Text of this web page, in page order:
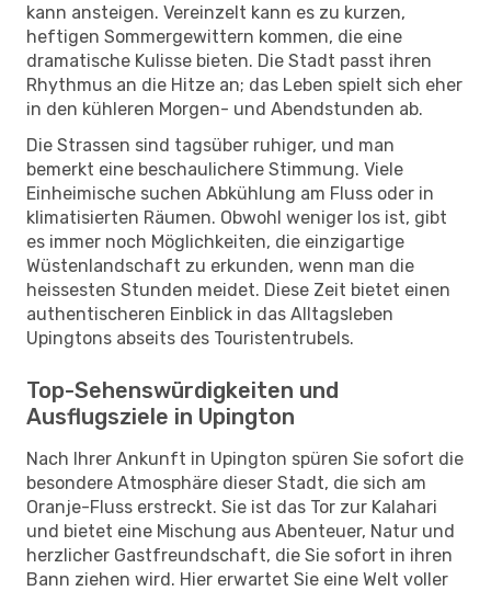
kann ansteigen. Vereinzelt kann es zu kurzen,
heftigen Sommergewittern kommen, die eine
dramatische Kulisse bieten. Die Stadt passt ihren
Rhythmus an die Hitze an; das Leben spielt sich eher
in den kühleren Morgen- und Abendstunden ab.
Die Strassen sind tagsüber ruhiger, und man
bemerkt eine beschaulichere Stimmung. Viele
Einheimische suchen Abkühlung am Fluss oder in
klimatisierten Räumen. Obwohl weniger los ist, gibt
es immer noch Möglichkeiten, die einzigartige
Wüstenlandschaft zu erkunden, wenn man die
heissesten Stunden meidet. Diese Zeit bietet einen
authentischeren Einblick in das Alltagsleben
Upingtons abseits des Touristentrubels.
Top-Sehenswürdigkeiten und
Ausflugsziele in Upington
Nach Ihrer Ankunft in Upington spüren Sie sofort die
besondere Atmosphäre dieser Stadt, die sich am
Oranje-Fluss erstreckt. Sie ist das Tor zur Kalahari
und bietet eine Mischung aus Abenteuer, Natur und
herzlicher Gastfreundschaft, die Sie sofort in ihren
Bann ziehen wird. Hier erwartet Sie eine Welt voller